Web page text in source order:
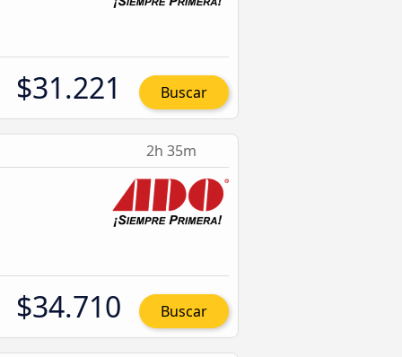
$31.221 Buscar
2h 35m
$34.710 Buscar